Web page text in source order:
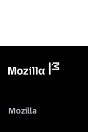
Mozilla